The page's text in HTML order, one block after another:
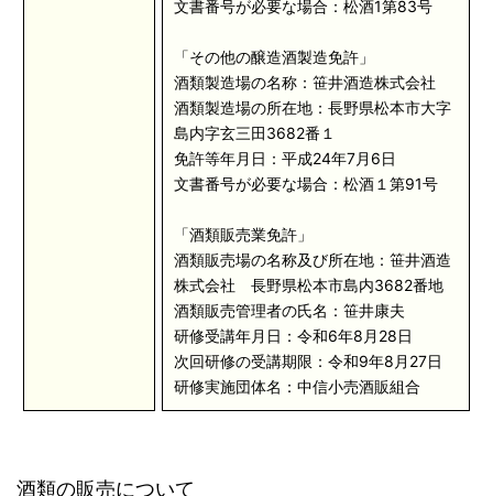
文書番号が必要な場合：松酒1第83号
「その他の醸造酒製造免許」
酒類製造場の名称：笹井酒造株式会社
酒類製造場の所在地：長野県松本市大字
島内字玄三田3682番１
免許等年月日：平成24年7月6日
文書番号が必要な場合：松酒１第91号
「酒類販売業免許」
酒類販売場の名称及び所在地：笹井酒造
株式会社 長野県松本市島内3682番地
酒類販売管理者の氏名：笹井康夫
研修受講年月日：令和6年8月28日
次回研修の受講期限：令和9年8月27日
研修実施団体名：中信小売酒販組合
酒類の販売について